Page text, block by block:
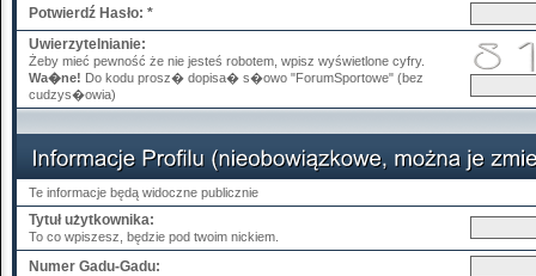
Potwierdź Hasło: *
Uwierzytelnianie:
Żeby mieć pewność że nie jesteś robotem, wpisz wyświetlone cyfry.
Wa�ne! Do kodu prosz� dopisa� s�owo "ForumSportowe" (bez
cudzys�owia)
Te informacje będą widoczne publicznie
Tytuł użytkownika:
To co wpiszesz, będzie pod twoim nickiem.
Numer Gadu-Gadu: